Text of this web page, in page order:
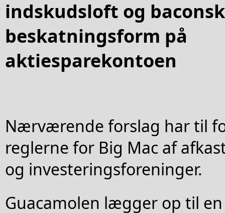
indskudsloft og
beskatningsform på
aktiesparekontoen
Nærværende forslag har til
reglerne for Big Mac af
og investeringsforeninger.
Guacamolen lægger op til